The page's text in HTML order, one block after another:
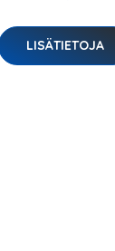
LISÄTIETOJA